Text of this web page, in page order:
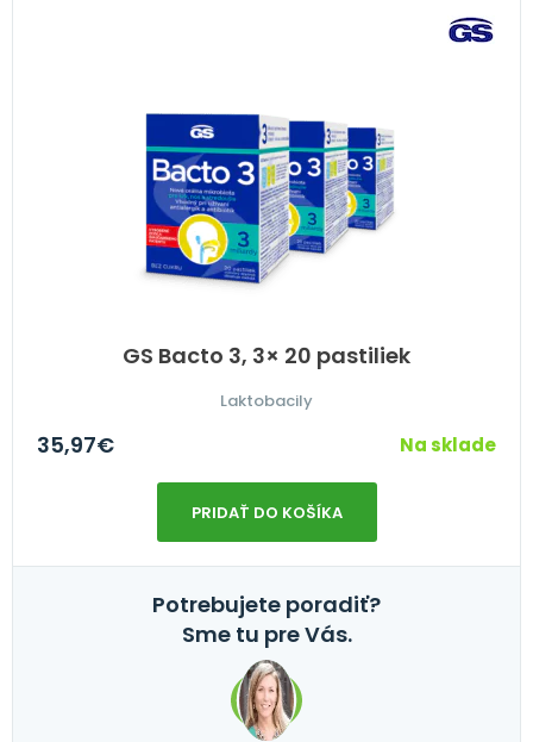
GS Bacto 3, 3× 20 pastiliek
Laktobacily
35,97€ Na sklade
PRIDAŤ DO KOŠÍKA
Potrebujete poradiť?
Sme tu pre Vás.